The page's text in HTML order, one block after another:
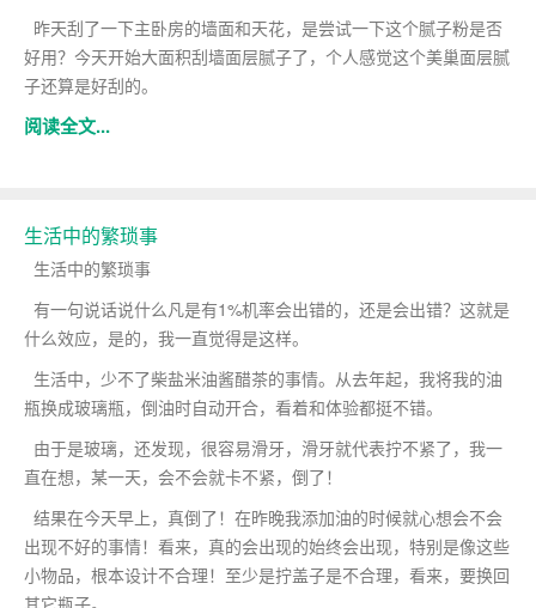
昨天刮了一下主卧房的墙面和天花，是尝试一下这个腻子粉是否
好用？今天开始大面积刮墙面层腻子了，个人感觉这个美巢面层腻
子还算是好刮的。
阅读全文...
生活中的繁琐事
生活中的繁琐事
有一句说话说什么凡是有1%机率会出错的，还是会出错？这就是
什么效应，是的，我一直觉得是这样。
生活中，少不了柴盐米油酱醋茶的事情。从去年起，我将我的油
瓶换成玻璃瓶，倒油时自动开合，看着和体验都挺不错。
由于是玻璃，还发现，很容易滑牙，滑牙就代表拧不紧了，我一
直在想，某一天，会不会就卡不紧，倒了！
结果在今天早上，真倒了！在昨晚我添加油的时候就心想会不会
出现不好的事情！看来，真的会出现的始终会出现，特别是像这些
小物品，根本设计不合理！至少是拧盖子是不合理，看来，要换回
其它瓶子。